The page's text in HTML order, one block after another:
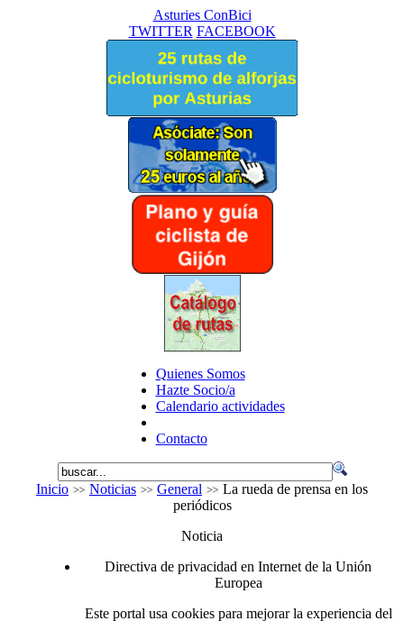
Asturies ConBici
TWITTER FACEBOOK
Quienes Somos
Hazte Socio/a
Calendario actividades
Contacto
Inicio Noticias General
La rueda de prensa en los
periódicos
Noticia
Directiva de privacidad en Internet de la Unión
Europea
Este portal usa cookies para mejorar la experiencia del